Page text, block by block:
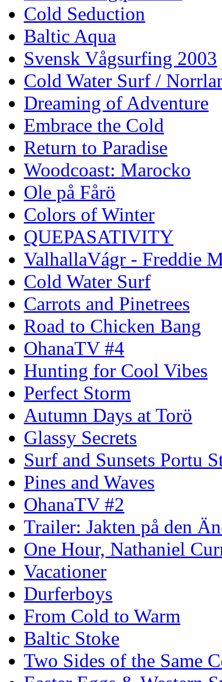
Cold Seduction
Baltic Aqua
Svensk Vågsurfing 2003
Cold Water Surf /
Dreaming of Adventure
Embrace the Cold
Return to Paradise
Woodcoast: Marocko
Ole på Fårö
Colors of Winter
QUEPASATIVITY
ValhallaVágr - Freddie
Cold Water Surf
Carrots and Pinetrees
Road to Chicken Bang
OhanaTV #4
Hunting for Cool Vibes
Perfect Storm
Autumn Days at Torö
Glassy Secrets
Surf and Sunsets Portu
Pines and Waves
OhanaTV #2
Trailer: Jakten på den
One Hour, Nathaniel
Vacationer
Durferboys
From Cold to Warm
Baltic Stoke
Two Sides of the Same